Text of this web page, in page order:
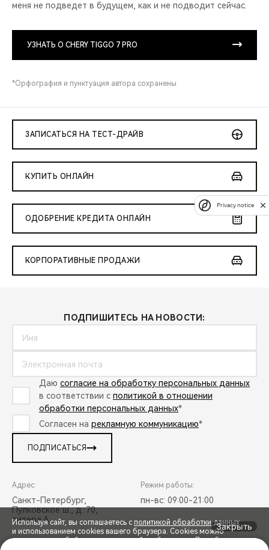
меня не подведет в будущем, как и не подводит сейчас.
УЗНАТЬ О CHERY TIGGO 7 PRO
*Орфография и пунктуация автора сохранены
ЗАПИСАТЬСЯ НА ТЕСТ-ДРАЙВ
КУПИТЬ ОНЛАЙН
ОДОБРЕНИЕ КРЕДИТА ОНЛАЙН
КОРПОРАТИВНЫЕ ПРОДАЖИ
ПОДПИШИТЕСЬ НА НОВОСТИ:
Даю согласие на обработку персональных данных
в соответствии с политикой в отношении
обработки персональных данных*
Согласен на рекламную коммуникацию*
ПОДПИСАТЬСЯ
Адрес:
Санкт-Петербург,
Пулковское ш., д. 70,
литера А
Режим работы:
пн-вс: 09:00-21:00
Используя сайт, вы соглашаетесь с политикой обработки данных
и использованием cookies вашего браузера. Cookies можно
отключить в любой момент в настройках браузера. Для обеспечения
Закрыть
Privacy notice